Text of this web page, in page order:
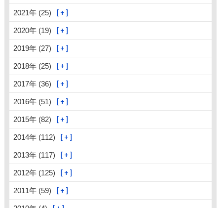
2021年 (25)
2020年 (19)
2019年 (27)
2018年 (25)
2017年 (36)
2016年 (51)
2015年 (82)
2014年 (112)
2013年 (117)
2012年 (125)
2011年 (59)